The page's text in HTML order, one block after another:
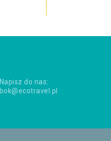
Napisz do nas:
bok@ecotravel.pl